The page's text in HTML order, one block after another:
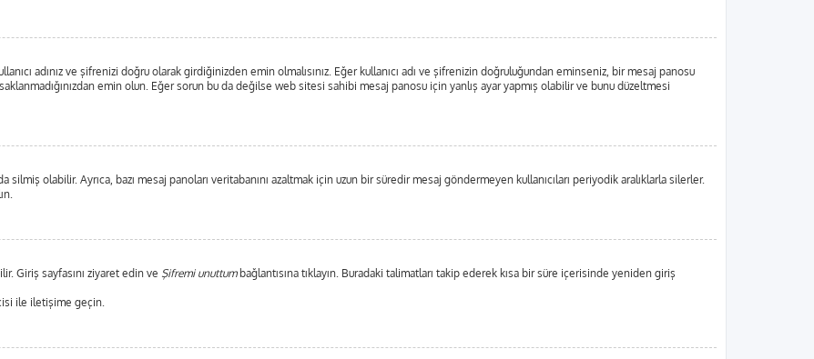
adınız ve şifrenizi doğru olarak girdiğinizden emin olmalısınız. Eğer kullanıcı adı ve şifrenizin doğruluğundan eminseniz, bir mesaj panosu
emin olun. Eğer sorun bu da değilse web sitesi sahibi mesaj panosu için yanlış ayar yapmış olabilir ve bunu düzeltmesi
silmiş olabilir. Ayrıca, bazı mesaj panoları veritabanını azaltmak için uzun bir süredir mesaj göndermeyen kullanıcıları periyodik aralıklarla silerler.
Giriş sayfasını ziyaret edin ve Şifremi unuttumbağlantısına tıklayın. Buradaki talimatları takip ederek kısa bir süre içerisinde yeniden giriş
ile iletişime geçin.